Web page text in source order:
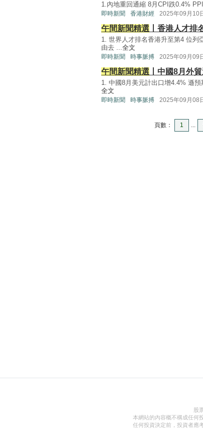
1.內地重回通縮 8月CPI跌0.4%
即時新聞 香港財經 2025年09月10
午間新聞精選 丨香港人才排
1. 世界人才排名香港升至第4 位列
由去 ...全文
即時新聞 時事脈搏 2025年09月09
午間新聞精選 丨中國8月外
1. 中國8月美元計出口增4.4% 遜
全文
即時新聞 時事脈搏 2025年09月08
頁數： 1 ...
股
本網站的內容概不構成任何
任何投資決定前，投資者應